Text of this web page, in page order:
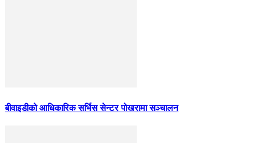
बीवाइडीको आधिकारिक सर्भिस सेन्टर पोखरामा सञ्चालन